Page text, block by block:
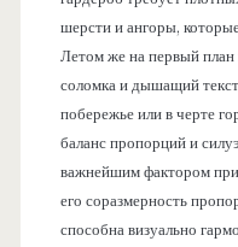
шерсти и ангоры,
Летом же на первый план
соломка и дышащий
побережье или в черте
баланс пропорций и
важнейшим фактором при
его соразмерность
способна визуально